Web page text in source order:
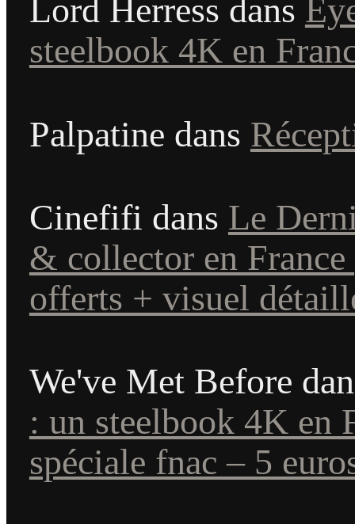
Lord Herress dans
steelbook 4K en
Palpatine dans
Cinefifi dans Le
& collector en
offerts + visuel
We've Met Before
: un steelbook 4K en
spéciale fnac – 5